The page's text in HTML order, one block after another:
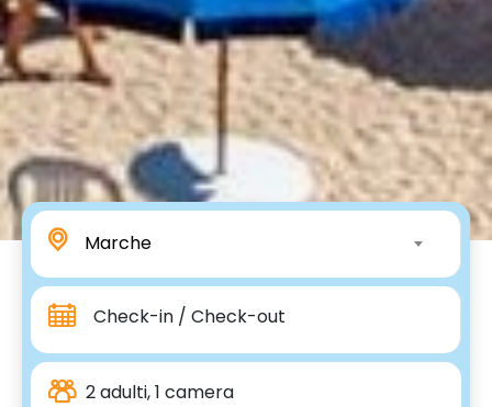
Marche
Check-in / Check-out
2 adulti, 1 camera